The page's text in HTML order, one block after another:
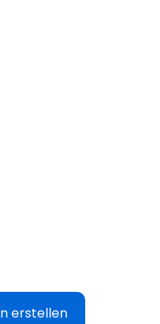
erstellen